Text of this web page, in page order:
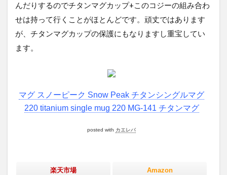
んだりするのでチタンマグカップ+このコジーの組み合わ
せは持って行くことがほとんどです。頑丈ではあります
が、チタンマグカップの保護にもなりますし重宝してい
ます。
マグ スノーピーク Snow Peak チタンシングルマグ
220 titanium single mug 220 MG-141 チタンマグ
posted with カエレバ
楽天市場 Amazon